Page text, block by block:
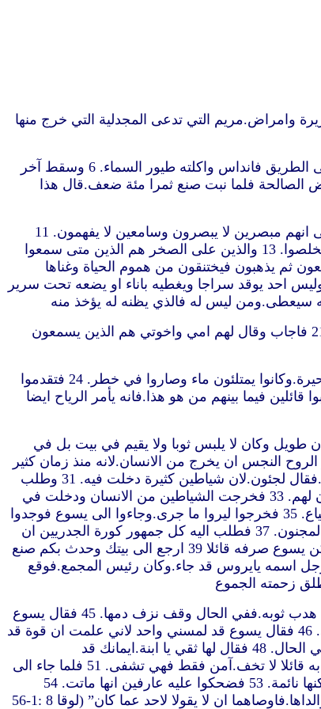
عشر 2 وبعض النساء كنّ قد شفين من ارواح شريرة وامراض.مريم التي تدعى المجدلية التي خرج منها
4 فلما اجتمع جمع كثير ايضا من الذين جاءوا اليه من كل مدينة قال بمثل 5 خرج الزارع ليزرع زرعه.وفيما هو يزرع سقط بعض على الطريق فانداس واكلته طيور السماء. 6 وسقط آخر
آخر في وسط الشوك.فنبت معه الشوك وخنقه. 8 وسقط آخر في الارض الصالحة فلما نبت صنع ثمرا مئة ضعف.قال هذا
9 فسأله تلاميذه قائلين ما عسى ان يكون هذا المثل. 10 فقال.لكم قد أعطي ان تعرفوا اسرار ملكوت الله.واما للباقين فبامثال حتى انهم مبصرين لا يبصرون وسامعين لا يفهمون. 11
وهذا هو المثل.الزرع هو كلام الله. 12 والذين على الطريق هم الذين يسمعون ثم يأتي ابليس وينزع الكلمة من قلوبهم لئلا يؤمنوا فيخلصوا. 13 والذين على الصخر هم الذين متى سمعوا
14 والذي سقط بين الشوك هم الذين يسمعون ثم يذهبون فيختنقون من هموم الحياة وغناها
ولا ينضجون ثمرا. 15 والذي في الارض الجيدة هو الذين يسمعون الكلمة فيحفظونها في قلب جيد صالح ويثمرون بالصبر 16 وليس احد يوقد سراجا ويغطيه باناء او يضعه تحت سرير
19 وجاء اليه امه واخوته.ولم يقدروا ان يصلوا اليه لسبب الجمع. 20 فاخبروه قائلين امك واخوتك واقفون خارجا يريدون ان يروك. 21 فاجاب وقال لهم امي واخوتي هم الذين يسمعون
22 وفي احد الايام دخل سفينة هو وتلاميذه.فقال لهم لنعبر الى عبر البحيرة.فاقلعوا. 23 وفيما هم سائرون نام.فنزل نوء ريح في البحيرة.وكانوا يمتلئون ماء وصاروا في خطر. 24 فتقدموا
وصار هدوء. 25 ثم قال لهم اين ايمانكم.فخافوا وتعجبوا قائلين فيما بينهم من هو هذا.فانه يأمر الرياح ايضا
فيه شياطين منذ زمان طويل وكان لا يلبس ثوبا ولا يقيم في بيت بل في
صرخ وخرّ له وقال بصوت عظيم ما لي ولك يا يسوع ابن الله العلي.اطلب منك ان لا تعذبني. 29 لانه امر الروح النجس ان يخرج من الانسان.لانه منذ زمان كثير
كان يخطفه.وقد ربط بسلاسل وقيود محروسا.وكان يقطع الربط ويساق من الشيطان الى البراري. 30 فسأله يسوع قائلا ما اسمك.فقال لجئون.لان شياطين كثيرة دخلت فيه. 31 وطلب
اليه ان لا يأمرهم بالذهاب الى الهاوية. 32 وكان هناك قطيع خنازير كثيرة ترعى في الجبل.فطلبوا اليه ان يأذن لهم بالدخول فيها.فأذن لهم. 33 فخرجت الشياطين من الانسان ودخلت في
الخنازير.فاندفع القطيع من على الجرف الى البحيرة واختنق. 34 فلما رأى الرعاة ما كان هربوا وذهبوا واخبروا في المدينة وفي الضياع. 35 فخرجوا ليروا ما جرى.وجاءوا الى يسوع فوجدوا
الانسان الذي كانت الشياطين قد خرجت منه لابسا وعاقلا جالسا عند قدمي يسوع فخافوا. 36 فاخبرهم ايضا الذين رأوا كيف خلص المجنون. 37 فطلب اليه كل جمهور كورة الجدريين ان
يذهب عنهم.لانه اعتراهم خوف عظيم.فدخل السفينة ورجع. 38 اما الرجل الذي خرجت منه الشياطين فطلب اليه ان يكون معه ولكن يسوع صرفه قائلا 39 ارجع الى بيتك وحدث بكم صنع
في المدينة كلها بكم صنع به يسوع 40 ولما رجع يسوع قبله الجمع لانهم كانوا جميعهم ينتظرونه. 41 واذا رجل اسمه يايروس قد جاء.وكان رئيس المجمع.فوقع
43 وامرأة بنزف دم منذ اثنتي عشرة سنة وقد انفقت كل معيشتها للاطباء ولم تقدر ان تشفى من احد 44 جاءت من ورائه ولمست هدب ثوبه.ففي الحال وقف نزف دمها. 45 فقال يسوع
من الذي لمسني.واذ كان الجميع ينكرون قال بطرس والذين معه يا معلّم الجموع يضيّقون عليك ويزحمونك وتقول من الذي لمسني. 46 فقال يسوع قد لمسني واحد لاني علمت ان قوة قد
خرجت مني. 47 فلما رأت المرأة انها لم تختف جاءت مرتعدة وخرّت له واخبرته قدام جميع الشعب لاي سبب لمسته وكيف برئت في الحال. 48 فقال لها ثقي يا ابنة.ايمانك قد
شفاك.اذهبي بسلام 49 وبينما هو يتكلم جاء واحد من دار رئيس المجمع قائلا له قد ماتت ابنتك.لا تتعب المعلّم. 50 فسمع يسوع واجابه قائلا لا تخف.آمن فقط فهي تشفى. 51 فلما جاء الى
البيت لم يدع احدا يدخل الا بطرس ويعقوب ويوحنا وابا الصبيه وامها. 52 وكان الجميع يبكون عليها ويلطمون.فقال لا تبكوا.لم تمت لكنها نائمة. 53 فضحكوا عليه عارفين انها ماتت. 54
:1-56